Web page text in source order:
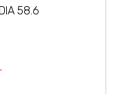
58.6